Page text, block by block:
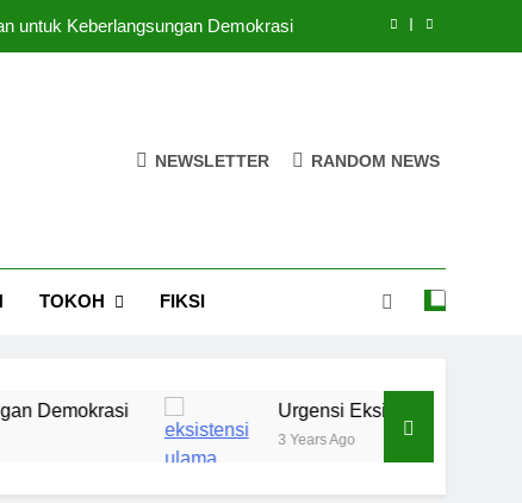
untuk Keberlangsungan Demokrasi
di Ruang-Ruang Kebijakan Publik
NEWSLETTER RANDOM NEWS
TOKOH FIKSI
Urgensi Eksistensi Masyaikh
3 Years Ago